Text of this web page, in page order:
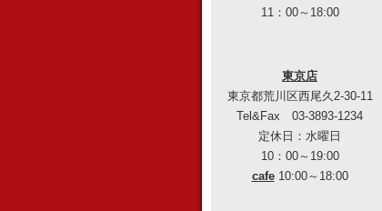
11：00～18:00
東京店
東京都荒川区西尾久2-30-11
Tel&Fax 03-3893-1234
定休日：水曜日
10：00～19:00
cafe10:00～18:00